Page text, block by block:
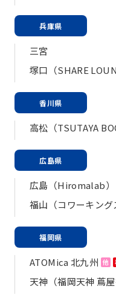
兵庫県
三宮
塚口（SHARE
香川県
高松（TSUTAYA
広島県
広島（Hiromalab）
福山（コワーキング
福岡県
ATOMica 北九州 他
天神（福岡天神 蔦屋